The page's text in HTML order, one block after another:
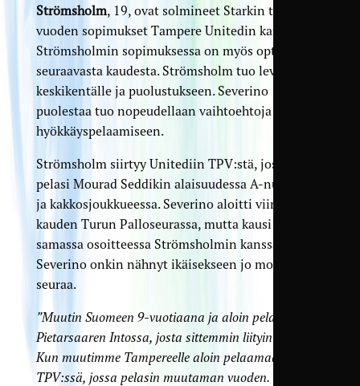
Strömsholm, 19, ovat solmineet Starkin tavoin
vuoden sopimukset Tampere Unitedin kanssa.
Strömsholmin sopimuksessa on myös optio
seuraavasta kaudesta. Strömsholm tuo leveyttä
keskikentälle ja puolustukseen. Severino
puolestaa tuo nopeudellaan vaihtoehtoja TamUn
hyökkäyspelaamiseen.
Strömsholm siirtyy Unitediin TPV:stä, jossa hän
pelasi Mourad Seddikin alaisuudessa A-nuorissa
ja kakkosjoukkueessa. Severino aloitti viime
kauden Turun Palloseurassa, mutta kausi päättyi
samassa osoitteessa Strömsholmin kanssa.
Severino onkin nähnyt ikäisekseen jo monta
seuraa.
”Muutin Suomeen 9-vuotiaana ja aloin pelaamaan
Pietarsaaren Intossa, josta sittemmin liityin Jaroon.
Kun muutimme Tampereelle aloin pelaamaan
TPV:ssä, jossa pelasin muutaman vuoden. Tuona